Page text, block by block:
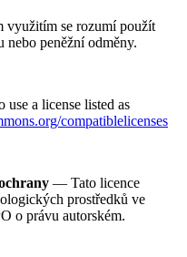
se rozumí použít
nebo peněžní odměny.
a license listed as
compatiblelicenses
— Tato licence
prostředků ve
o právu autorském.